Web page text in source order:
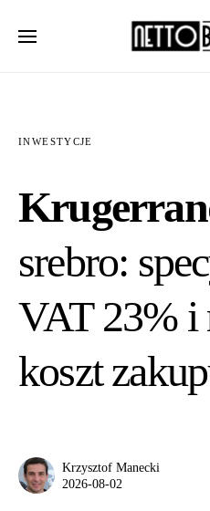
INWESTYCJE
srebro:
VAT 23% i
koszt
Krzysztof Manecki
2026-08-02